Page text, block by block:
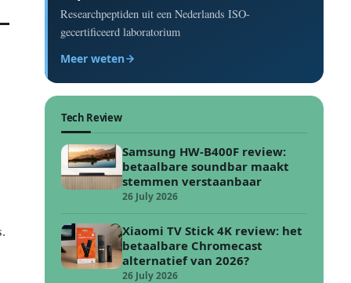
Researchpeptiden uit een Nederlands ISO-
gecertificeerd laboratorium
Meer weten
Tech Review
Samsung HW-B400F review:
betaalbare soundbar maakt
stemmen verstaanbaar
26 July 2026
Xiaomi TV Stick 4K review: het
betaalbare Chromecast
alternatief van 2026?
26 July 2026